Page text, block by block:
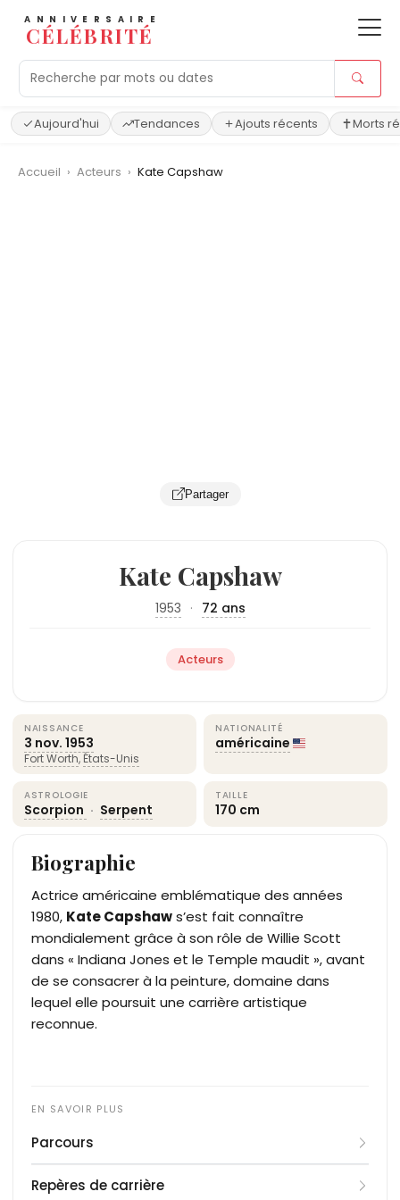
ANNIVERSAIRE
CÉLÉBRITÉ
Aujourd'hui Tendances Ajouts récents Morts
Accueil › Acteurs › Kate Capshaw
Partager
Kate Capshaw
1953 · 72 ans
Acteurs
NAISSANCE
3 nov. 1953
Fort Worth, États-Unis
NATIONALITÉ
américaine
ASTROLOGIE
Scorpion · Serpent
TAILLE
170 cm
Biographie
Actrice américaine emblématique des années
1980, Kate Capshaws’est fait connaître
mondialement grâce à son rôle de Willie Scott
dans « Indiana Jones et le Temple maudit », avant
de se consacrer à la peinture, domaine dans
lequel elle poursuit une carrière artistique
reconnue.
Parcours
sous le nom de Kathleen Sue Nail, Kate Capshaw
Repères de carrière